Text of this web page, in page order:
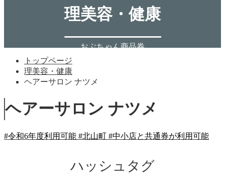
理美容・健康
おぶちゃん商品券
トップページ
理美容・健康
ヘアーサロン ナツメ
ヘアーサロン ナツメ
#令和6年度利用可能 #北山町 #中小店と共通券が利用可能
ハッシュタグ